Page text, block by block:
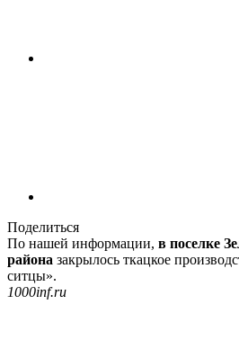
Поделиться
По нашей информации, в поселке
района закрылось ткацкое
ситцы».
1000inf.ru